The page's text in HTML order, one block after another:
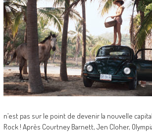
n’est pas sur le point de devenir la nouvelle
Rock ! Après Courtney Barnett, Jen Cloher,